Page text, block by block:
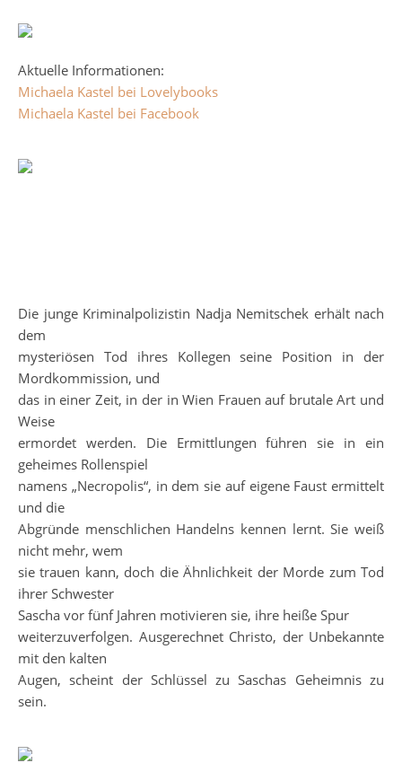
Aktuelle Informationen:
Michaela Kastel bei Lovelybooks
Michaela Kastel bei Facebook
Die junge Kriminalpolizistin Nadja Nemitschek erhält nach
dem
mysteriösen Tod ihres Kollegen seine Position in der
Mordkommission, und
das in einer Zeit, in der in Wien Frauen auf brutale Art und
Weise
ermordet werden. Die Ermittlungen führen sie in ein
geheimes Rollenspiel
namens „Necropolis“, in dem sie auf eigene Faust ermittelt
und die
Abgründe menschlichen Handelns kennen lernt. Sie weiß
nicht mehr, wem
sie trauen kann, doch die Ähnlichkeit der Morde zum Tod
ihrer Schwester
Sascha vor fünf Jahren motivieren sie, ihre heiße Spur
weiterzuverfolgen. Ausgerechnet Christo, der Unbekannte
mit den kalten
Augen, scheint der Schlüssel zu Saschas Geheimnis zu
sein.